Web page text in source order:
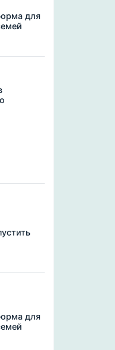
для
для